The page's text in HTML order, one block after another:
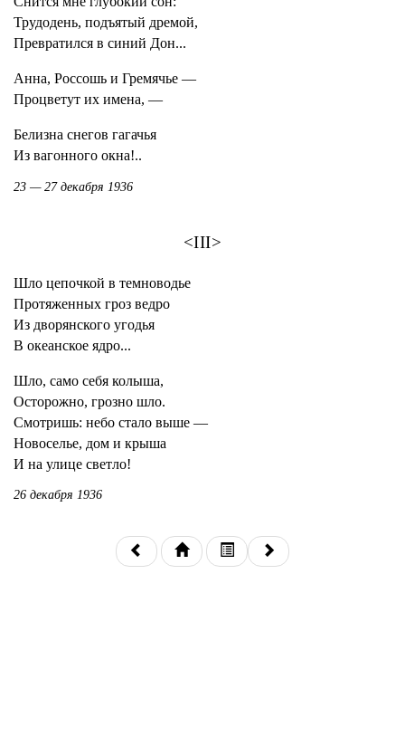
Трудодень, подъятый дремой,
Превратился в синий Дон...
Анна, Россошь и Гремячье —
Процветут их имена, —
Белизна снегов гагачья
Из вагонного окна!..
23 — 27 декабря 1936
<III>
Шло цепочкой в темноводье
Протяженных гроз ведро
Из дворянского угодья
В океанское ядро...
Шло, само себя колыша,
Осторожно, грозно шло.
Смотришь: небо стало выше —
Новоселье, дом и крыша
И на улице светло!
26 декабря 1936